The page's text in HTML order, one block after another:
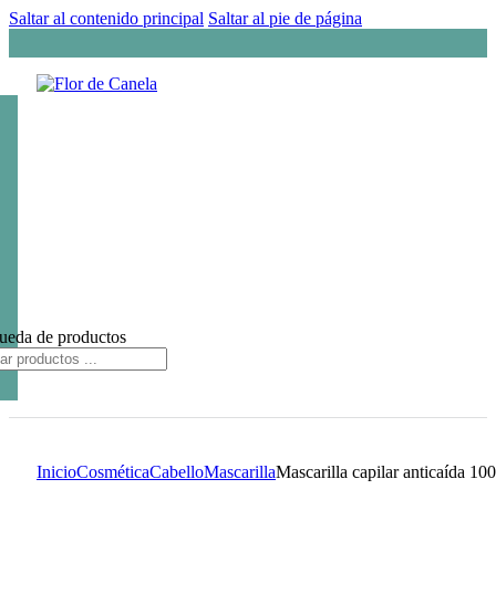
Saltar al contenido principal Saltar al pie de página
de productos
InicioCosméticaCabelloMascarillaMascarilla capilar anticaída